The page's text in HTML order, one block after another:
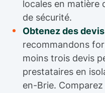
locales en matière
de sécurité.
Obtenez des
recommandons
moins trois devis
prestataires en
en-Brie.